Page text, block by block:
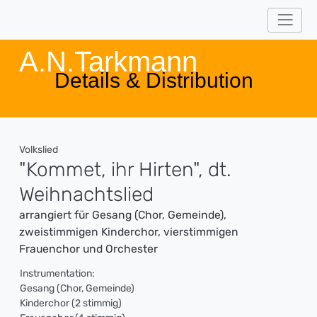
A.N.Tarkmann
Details & Distribution
Volkslied
"Kommet, ihr Hirten", dt.
Weihnachtslied
arrangiert für Gesang (Chor, Gemeinde),
zweistimmigen Kinderchor, vierstimmigen
Frauenchor und Orchester
Instrumentation:
Gesang (Chor, Gemeinde)
Kinderchor (2 stimmig)